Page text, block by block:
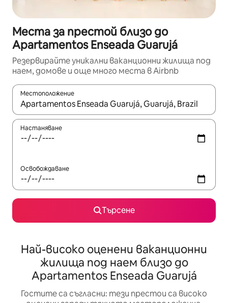
Места за престой близо до
Apartamentos Enseada Guarujá
Резервирайте уникални ваканционни жилища под
наем, домове и още много места в Airbnb
Местоположение
Когато резултатите се покажат, използвайте
Настаняване
Освобождаване
Търсене
Най-високо оценени ваканционни
жилища под наем близо до
Apartamentos Enseada Guarujá
Гостите са съгласни: тези престои са високо